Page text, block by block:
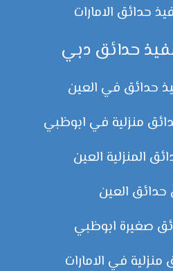
حدائق الامارات
حدائق دبي
حدائق في العين
منزلية في ابوظبي
المنزلية العين
العين
صغيرة ابوظبي
في الامارات